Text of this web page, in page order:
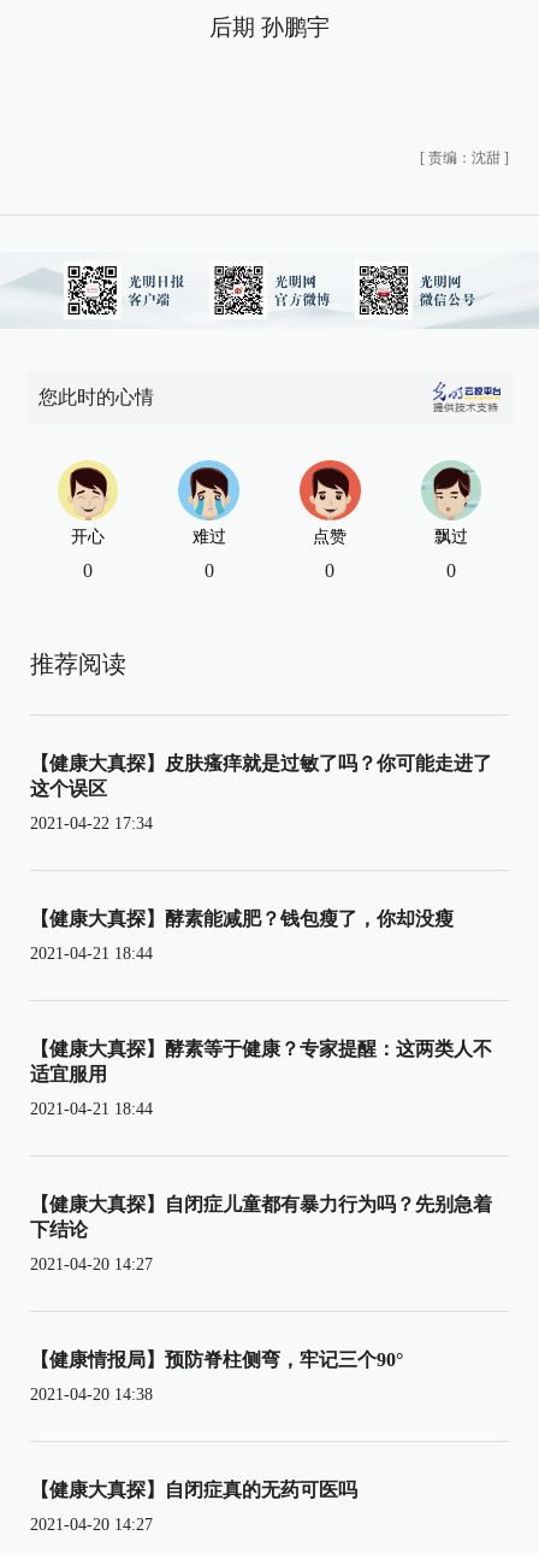
后期 孙鹏宇
[ 责编：沈甜 ]
您此时的心情
开心
0
难过
0
点赞
0
飘过
0
推荐阅读
【健康大真探】皮肤瘙痒就是过敏了吗？你可能走进了
这个误区
2021-04-22 17:34
【健康大真探】酵素能减肥？钱包瘦了，你却没瘦
2021-04-21 18:44
【健康大真探】酵素等于健康？专家提醒：这两类人不
适宜服用
2021-04-21 18:44
【健康大真探】自闭症儿童都有暴力行为吗？先别急着
下结论
2021-04-20 14:27
【健康情报局】预防脊柱侧弯，牢记三个90°
2021-04-20 14:38
【健康大真探】自闭症真的无药可医吗
2021-04-20 14:27